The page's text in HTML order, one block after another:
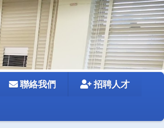
聯絡我們 招聘人才